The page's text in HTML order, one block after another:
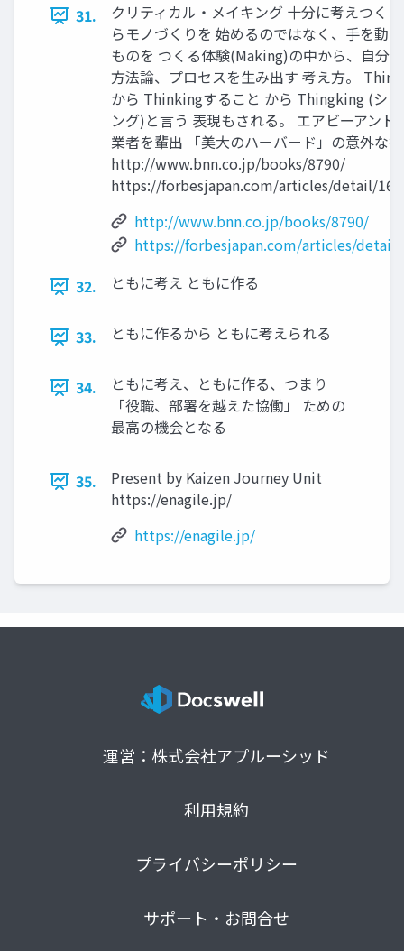
31.
クリティカル・メイキング ⼗分に考えつく
らモノづくりを 始めるのではなく、⼿を動
ものを つくる体験(Making)の中から、⾃分
⽅法論、プロセスを⽣み出す 考え⽅。
から Thinkingすること から Thingking (シ
ング)と⾔う 表現もされる。 エアビーアンド
業者を輩出 「美⼤のハーバード」の意外な
http://www.bnn.co.jp/books/8790/
https://forbesjapan.com/articles/detail/
http://www.bnn.co.jp/books/8790/
https://forbesjapan.com/articles/detail/
32.
ともに考え ともに作る
33. ともに作るから ともに考えられる
34.
ともに考え、ともに作る、つまり
「役職、部署を越えた協働」 ための
最⾼の機会となる
35.
Present by Kaizen Journey Unit
https://enagile.jp/
https://enagile.jp/
運営：株式会社アプルーシッド
利用規約
プライバシーポリシー
サポート・お問合せ